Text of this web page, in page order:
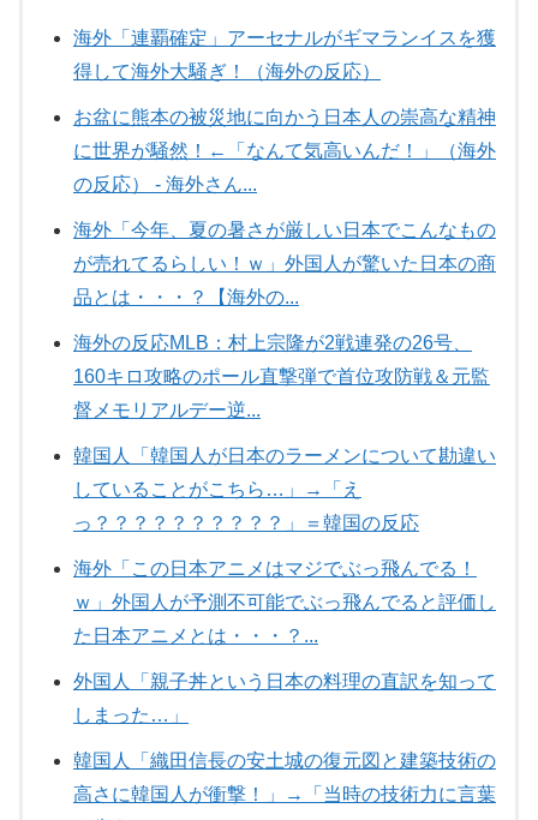
海外「連覇確定」アーセナルがギマランイスを獲
得して海外大騒ぎ！（海外の反応）
お盆に熊本の被災地に向かう日本人の崇高な精神
に世界が騒然！←「なんて気高いんだ！」（海外
の反応） - 海外さん...
海外「今年、夏の暑さが厳しい日本でこんなもの
が売れてるらしい！ｗ」外国人が驚いた日本の商
品とは・・・？【海外の...
海外の反応MLB：村上宗隆が2戦連発の26号、
160キロ攻略のポール直撃弾で首位攻防戦＆元監
督メモリアルデー逆...
韓国人「韓国人が日本のラーメンについて勘違い
していることがこちら…」→「え
っ？？？？？？？？？？」＝韓国の反応
海外「この日本アニメはマジでぶっ飛んでる！
ｗ」外国人が予測不可能でぶっ飛んでると評価し
た日本アニメとは・・・？...
外国人「親子丼という日本の料理の直訳を知って
しまった…」
韓国人「織田信長の安土城の復元図と建築技術の
高さに韓国人が衝撃！」→「当時の技術力に言葉